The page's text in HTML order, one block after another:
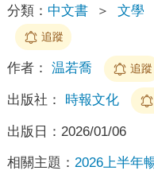
分類： 中文書 ＞ 文學
追蹤
作者： 温若喬 追蹤
出版社： 時報文化
出版日： 2026/01/06
相關主題： 2026上半年